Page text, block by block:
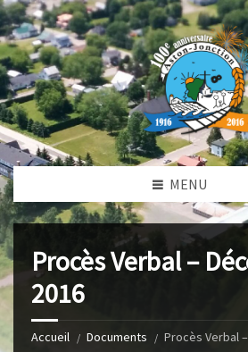
MENU
Procès Verbal –
2016
Accueil Documents Procès Verbal